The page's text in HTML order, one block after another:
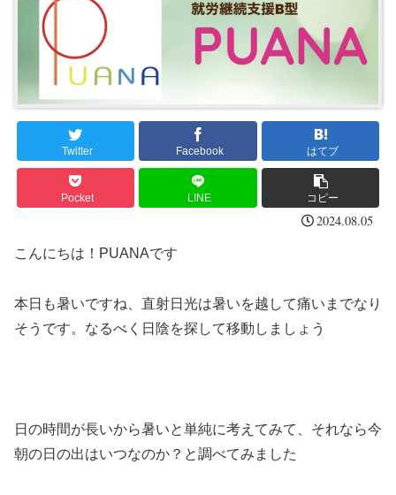
Twitter Facebook はてブ
Pocket LINE コピー
2024.08.05
こんにちは！PUANAです
本日も暑いですね、直射日光は暑いを越して痛いまでなり
そうです。なるべく日陰を探して移動しましょう
日の時間が長いから暑いと単純に考えてみて、それなら今
朝の日の出はいつなのか？と調べてみました